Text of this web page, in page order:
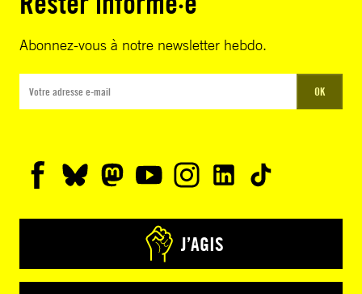
Abonnez-vous à notre newsletter hebdo.
OK
J’AGIS